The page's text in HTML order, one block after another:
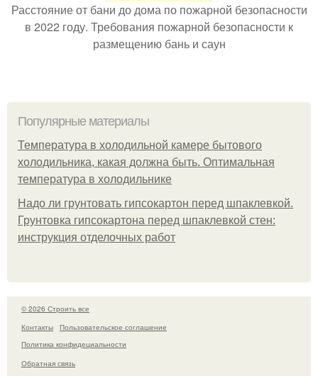
Расстояние от бани до дома по пожарной безопасности
в 2022 году. Требования пожарной безопасности к
размещению бань и саун
Популярные материалы
Температура в холодильной камере бытового
холодильника, какая должна быть. Оптимальная
температура в холодильнике
Надо ли грунтовать гипсокартон перед шпаклевкой.
Грунтовка гипсокартона перед шпаклевкой стен:
инструкция отделочных работ
© 2026 Строить все
Контакты
Пользовательское соглашение
Политика конфидециальности
Обратная связь